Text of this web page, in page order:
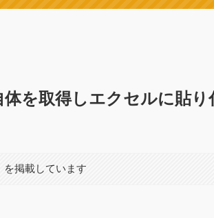
を取得しエクセルに貼り
を掲載しています